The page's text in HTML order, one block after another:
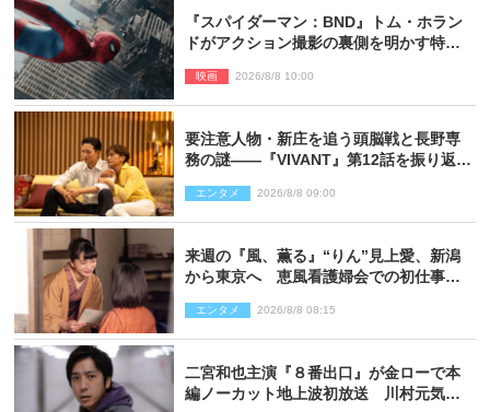
『スパイダーマン：BND』トム・ホラン
ドがアクション撮影の裏側を明かす特別
映画 2026/8/8 10:00
要注意人物・新庄を追う頭脳戦と長野専
務の謎――『VIVANT』第12話を振り返
エンタメ 2026/8/8 09:00
来週の『風、薫る』“りん”見上愛、新潟
から東京へ 恵風看護婦会での初仕事に
エンタメ 2026/8/8 08:15
二宮和也主演『８番出口』が金ローで本
編ノーカット地上波初放送 川村元気監